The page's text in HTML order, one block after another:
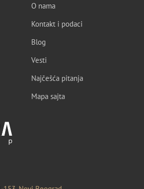
O nama
Kontakt i podaci
Blog
Vesti
Najčešća pitanja
Mapa sajta